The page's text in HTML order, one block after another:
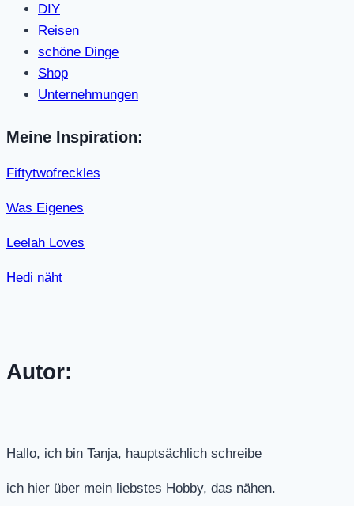
DIY
Reisen
schöne Dinge
Shop
Unternehmungen
Meine Inspiration:
Fiftytwofreckles
Was Eigenes
Leelah Loves
Hedi näht
Autor:
Hallo, ich bin Tanja, hauptsächlich schreibe
ich hier über mein liebstes Hobby, das nähen.